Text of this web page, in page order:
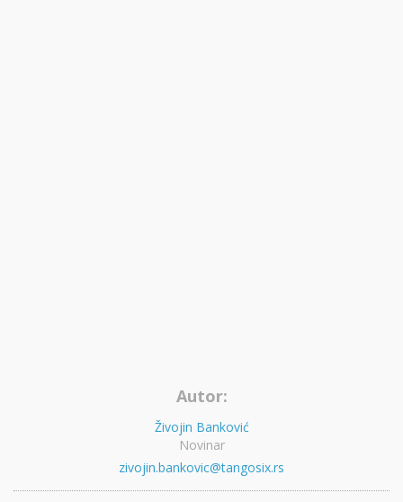
Autor:
Živojin Banković
Novinar
zivojin.bankovic@tangosix.rs